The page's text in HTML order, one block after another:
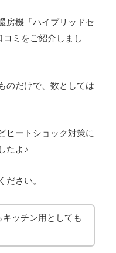
房機「ハイブリッドセ
ミをご紹介しまし
のだけで、数としては
ヒートショック対策に
たよ♪
さい。
ッチン用としても